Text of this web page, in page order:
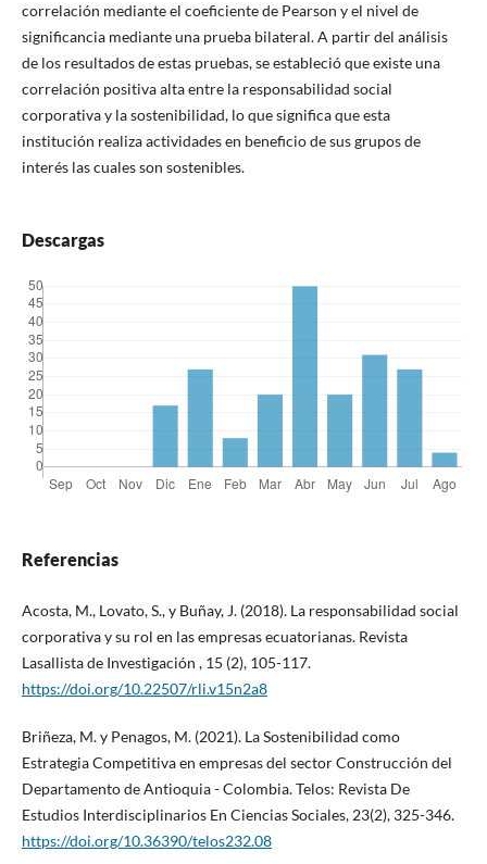
correlación mediante el coeficiente de Pearson y el nivel de
significancia mediante una prueba bilateral. A partir del análisis
de los resultados de estas pruebas, se estableció que existe una
correlación positiva alta entre la responsabilidad social
corporativa y la sostenibilidad, lo que significa que esta
institución realiza actividades en beneficio de sus grupos de
interés las cuales son sostenibles.
Descargas
Referencias
Acosta, M., Lovato, S., y Buñay, J. (2018). La responsabilidad social
corporativa y su rol en las empresas ecuatorianas. Revista
Lasallista de Investigación , 15 (2), 105-117.
https://doi.org/10.22507/rli.v15n2a8
Briñeza, M. y Penagos, M. (2021). La Sostenibilidad como
Estrategia Competitiva en empresas del sector Construcción del
Departamento de Antioquia - Colombia. Telos: Revista De
Estudios Interdisciplinarios En Ciencias Sociales, 23(2), 325-346.
https://doi.org/10.36390/telos232.08